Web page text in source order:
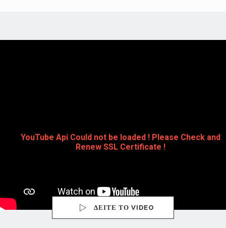
ΔΕΙΤΕ ΤΟ VIDEO
YouTube Api Could not be loaded ! Please Check and
Renew SSL Certificate !